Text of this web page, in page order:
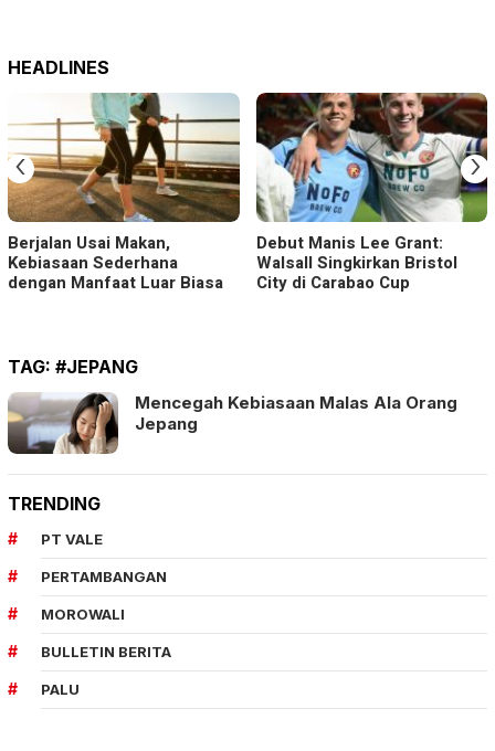
HEADLINES
Berjalan Usai Makan,
Kebiasaan Sederhana
dengan Manfaat Luar Biasa
Debut Manis Lee Grant:
Walsall Singkirkan Bristol
City di Carabao Cup
‹ ›
TAG: #JEPANG
Mencegah Kebiasaan Malas Ala Orang
Jepang
TRENDING
PT VALE
PERTAMBANGAN
MOROWALI
BULLETIN BERITA
PALU